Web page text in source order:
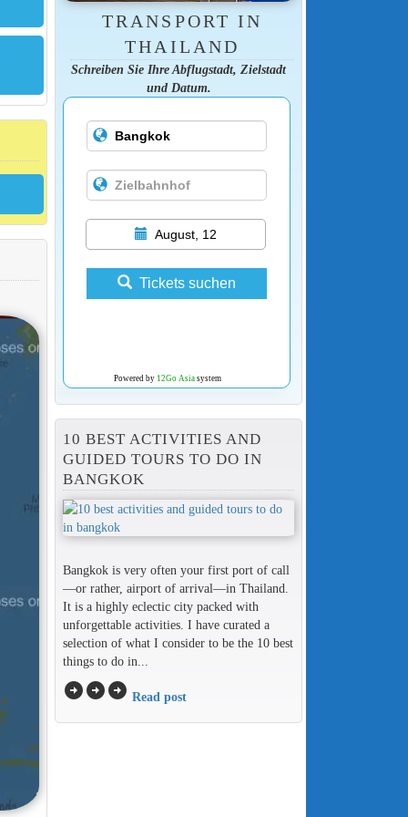
TRANSPORT IN
THAILAND
Schreiben Sie Ihre Abflugstadt, Zielstadt
und Datum.
August, 12
Tickets suchen
Powered by 12Go Asiasystem
10 BEST ACTIVITIES AND
GUIDED TOURS TO DO IN
BANGKOK
Bangkok is very often your first port of call
—or rather, airport of arrival—in Thailand.
It is a highly eclectic city packed with
unforgettable activities. I have curated a
selection of what I consider to be the 10 best
things to do in...
arrow_circle_rightarrow_circle_rightarrow_circle_right Read post